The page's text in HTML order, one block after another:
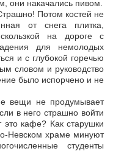
они накачались пивом.
Потом костей не
от снега плитка,
на дороге с
для немолодых
и с глубокой горечью
словом и руководство
было испорчено и не
вещи не продумывает
в него страшно войти
это кафе? Как старушки
Невском храме минуют
студенты